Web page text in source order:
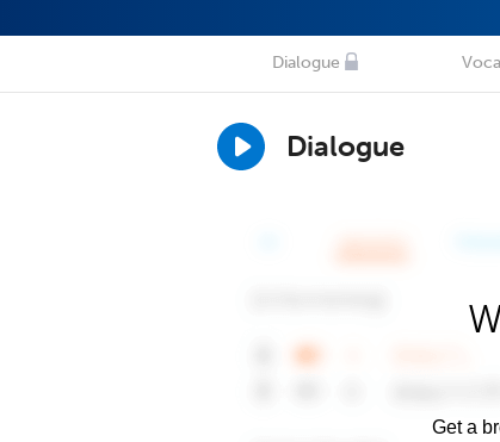
Dialogue
Dialogue
Get a